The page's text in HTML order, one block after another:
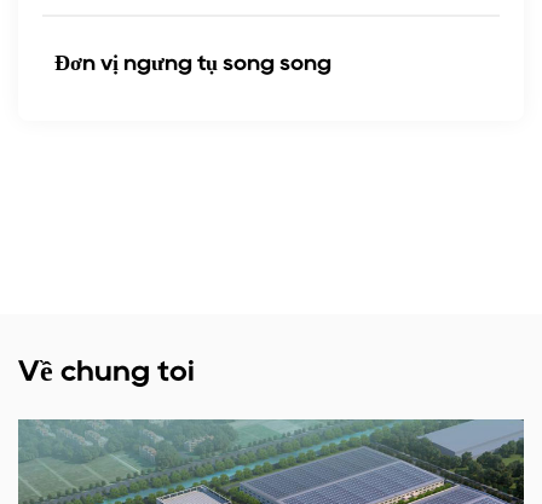
Đơn vị ngưng tụ song song
Về chúng tôi